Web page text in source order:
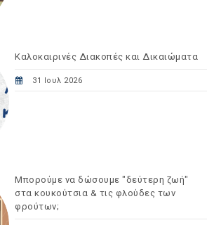
Καλοκαιρινές Διακοπές και Δικαιώματα
31 Ιουλ 2026
Μπορούμε να δώσουμε "δεύτερη ζωή"
στα κουκούτσια & τις φλούδες των
φρούτων;